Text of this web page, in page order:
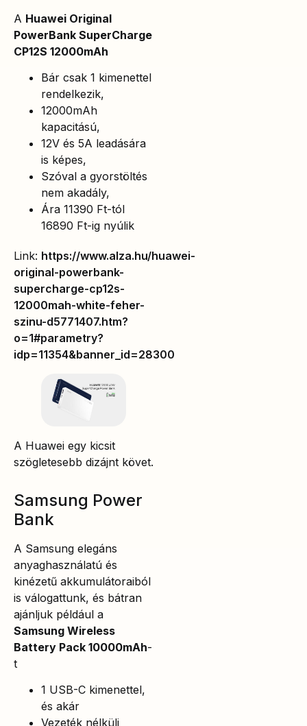
A Huawei Original
PowerBank SuperCharge
CP12S 12000mAh
Bár csak 1 kimenettel
rendelkezik,
12000mAh
kapacitású,
12V és 5A leadására
is képes,
Szóval a gyorstöltés
nem akadály,
Ára 11390 Ft-tól
16890 Ft-ig nyúlik
Link: https://www.alza.hu/huawei-
original-powerbank-
supercharge-cp12s-
12000mah-white-feher-
szinu-d5771407.htm?
o=1#parametry?
idp=11354&banner_id=28300
A Huawei egy kicsit
szögletesebb dizájnt követ.
Samsung Power
Bank
A Samsung elegáns
anyaghasználatú és
kinézetű akkumulátoraiból
is válogattunk, és bátran
ajánljuk például a
Samsung Wireless
Battery Pack 10000mAh-
t
1 USB-C kimenettel,
és akár
Vezeték nélküli